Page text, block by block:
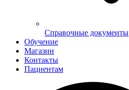
Справочные документы
Обучение
Магазин
Контакты
Пациентам